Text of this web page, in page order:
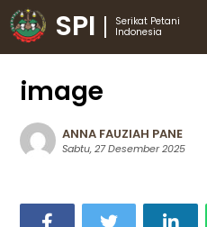
SPI
Serikat Petani
Indonesia
image
ANNA FAUZIAH PANE
Sabtu, 27 Desember 2025